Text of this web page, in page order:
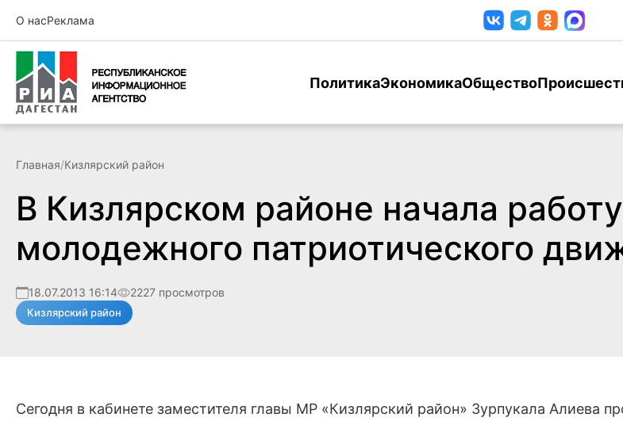
О насРеклама
ПолитикаЭкономикаОбщество
Главная/Кизлярский район
В Кизлярском районе начала
молодежного патриотического
18.07.2013 16:14 2227 просмотров
Кизлярский район
Сегодня в кабинете заместителя главы МР «Кизлярский район» Зурпукала Алиева